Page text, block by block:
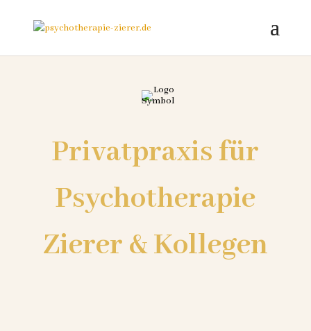
Privatpraxis für
Psychotherapie
Zierer & Kollegen